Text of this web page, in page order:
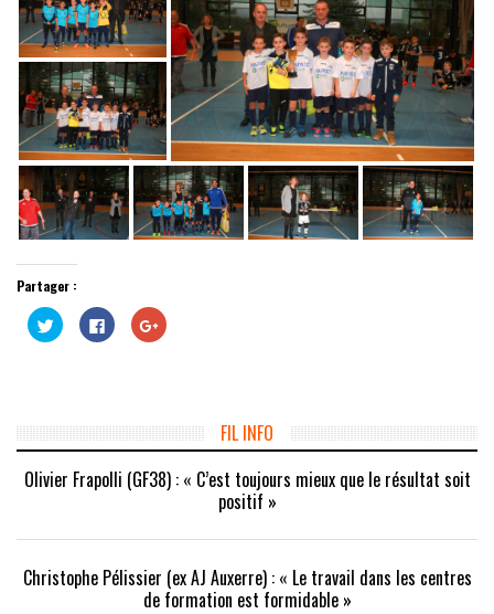
Partager :
Cliquez
pour
partager
fenêtre)
Cliquez
pour
partager
fenêtre)
Cliquez
pour
nouvelle
fenêtre)
FIL INFO
Olivier Frapolli (GF38) : « C’est toujours mieux que le résultat soit
positif »
Christophe Pélissier (ex AJ Auxerre) : « Le travail dans les centres
de formation est formidable »